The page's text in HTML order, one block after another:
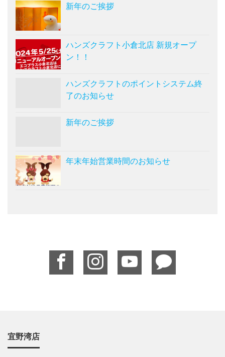
新年のご挨拶
ハンズクラフト小倉北店 新規オープ
ン！！
ハンズクラフトのポイントシステム終
了のお知らせ
新年のご挨拶
年末年始営業時間のお知らせ
宜野湾店